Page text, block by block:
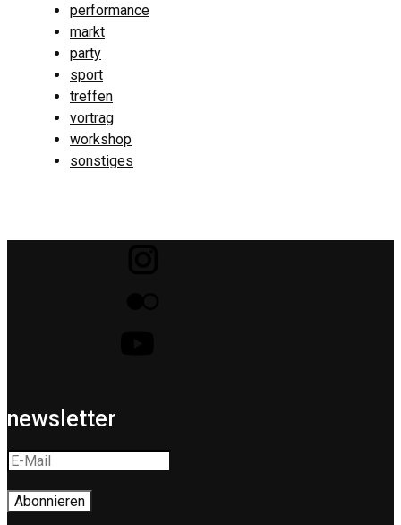
performance
markt
party
sport
treffen
vortrag
workshop
sonstiges
newsletter